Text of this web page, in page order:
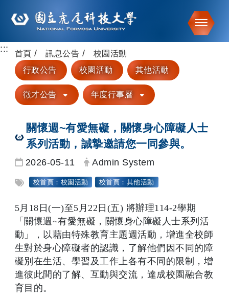
跳到主要內容
::: 首頁 訊息公告
校園活動
行政公告
校園活動 其他活動
徵才公告 年度行事曆
關懷週~有愛無礙，關懷身心障礙人士
系列活動，誠摯邀請您一同參與。
日期：
2026-05-11 發布者：
Admin System
標籤：
校首頁：校園活動 校首頁：其他活動
5月18日(一)至5月22日(五) 將辦理114-2學期
「關懷週~有愛無礙，關懷身心障礙人士系列活
動」，以藉由特殊教育主題週活動，增進全校師
生對於身心障礙者的認識，了解他們因不同的障
礙別在生活、學習及工作上各有不同的限制，增
進彼此間的了解、互動與交流，達成校園融合教
育目的。